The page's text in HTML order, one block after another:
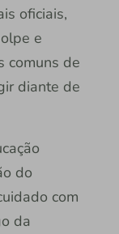
oficiais,
e
comuns de
diante de
do
com
da